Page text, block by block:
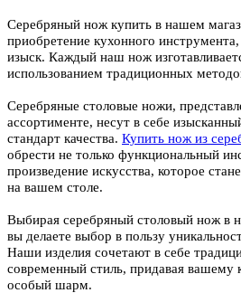
Серебряный нож купить в нашем
приобретение кухонного
изыск. Каждый наш нож
использованием традиционных
Серебряные столовые ножи,
ассортименте, несут в себе
стандарт качества. Купить нож из
обрести не только функциональный
произведение искусства, которое
на вашем столе.
Выбирая серебряный столовый нож в
вы делаете выбор в пользу
Наши изделия сочетают в себе
современный стиль, придавая вашему
особый шарм.